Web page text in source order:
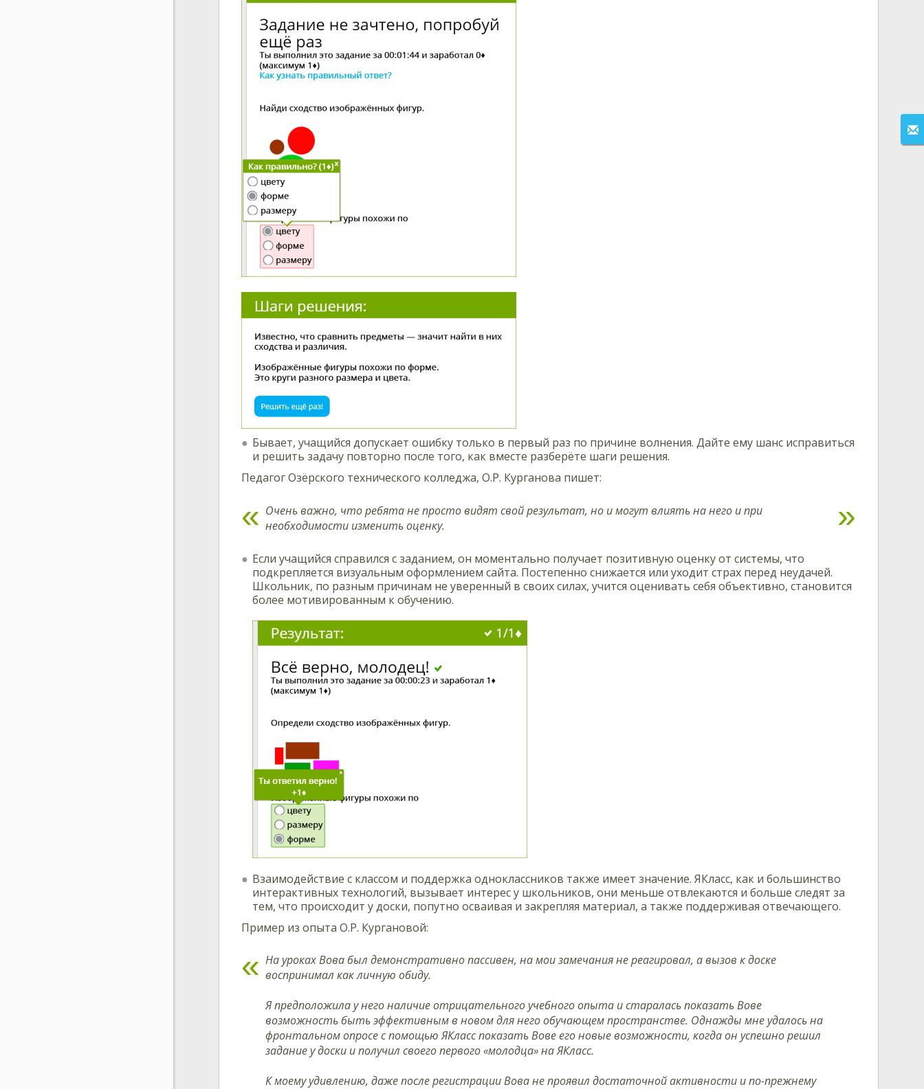
Бывает, учащийся допускает ошибку только в первый раз по причине волнения. Дайте ему шанс исправиться
и решить задачу повторно после того, как вместе разберёте шаги решения.
Педагог Озёрского технического колледжа, О.Р. Курганова пишет:
Очень важно, что ребята не просто видят свой результат, но и могут влиять на него и при
необходимости изменить оценку.
Если учащийся справился с заданием, он моментально получает позитивную оценку от системы, что
подкрепляется визуальным оформлением сайта. Постепенно снижается или уходит страх перед неудачей.
Школьник, по разным причинам не уверенный в своих силах, учится оценивать себя объективно, становится
более мотивированным к обучению.
Взаимодействие с классом и поддержка одноклассников также имеет значение. ЯКласс, как и большинство
интерактивных технологий, вызывает интерес у школьников, они меньше отвлекаются и больше следят за
тем, что происходит у доски, попутно осваивая и закрепляя материал, а также поддерживая отвечающего.
Пример из опыта О.Р. Кургановой:
На уроках Вова был демонстративно пассивен, на мои замечания не реагировал, а вызов к доске
воспринимал как личную обиду.
Я предположила у него наличие отрицательного учебного опыта и старалась показать Вове
возможность быть эффективным в новом для него обучающем пространстве. Однажды мне удалось на
фронтальном опросе с помощью ЯКласс показать Вове его новые возможности, когда он успешно решил
задание у доски и получил своего первого «молодца» на ЯКласс.
К моему удивлению, даже после регистрации Вова не проявил достаточной активности и по-прежнему